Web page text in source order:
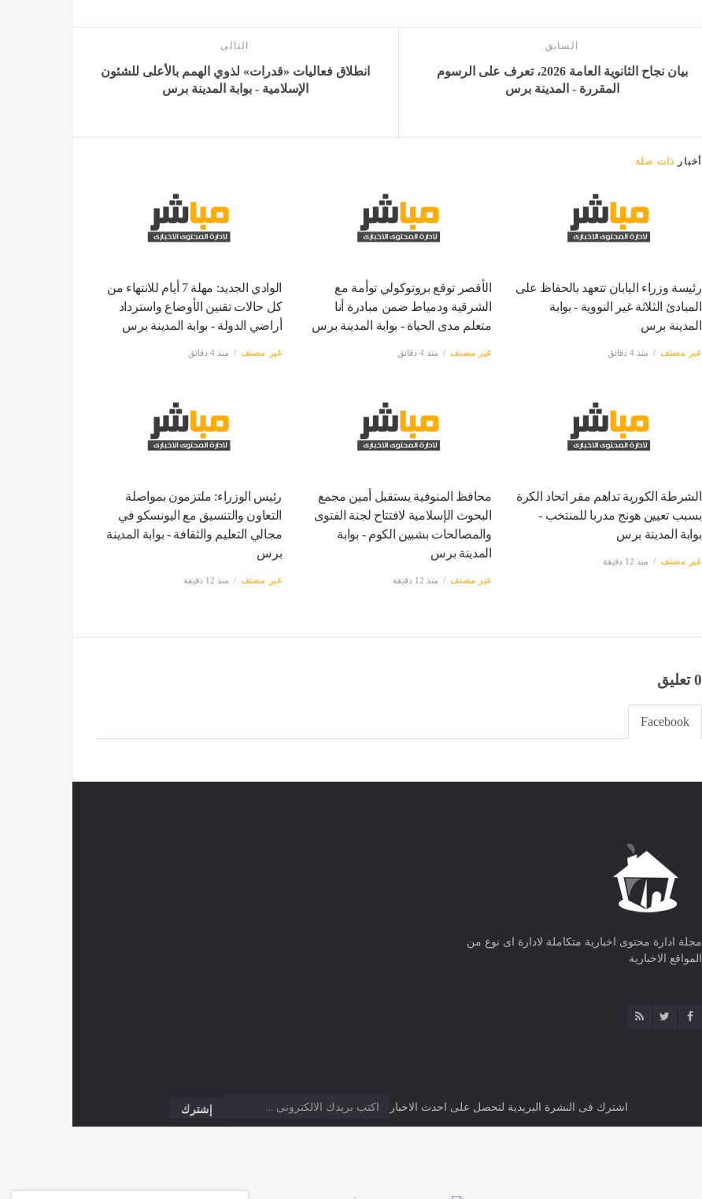
السابق
بيان نجاح الثانوية العامة 2026، تعرف على الرسوم
المقررة - المدينة برس
التالى
انطلاق فعاليات «قدرات» لذوي الهمم بالأعلى للشئون
الإسلامية - بوابة المدينة برس
أخبار ذات صلة
رئيسة وزراء اليابان تتعهد بالحفاظ على
المبادئ الثلاثة غير النووية - بوابة
المدينة برس
غير مصنف منذ 4 دقائق
الأقصر توقع بروتوكولي توأمة مع
الشرقية ودمياط ضمن مبادرة أنا
متعلم مدى الحياة - بوابة المدينة برس
غير مصنف منذ 4 دقائق
الوادي الجديد: مهلة 7 أيام للانتهاء من
كل حالات تقنين الأوضاع واسترداد
أراضي الدولة - بوابة المدينة برس
غير مصنف منذ 4 دقائق
الشرطة الكورية تداهم مقر اتحاد الكرة
بسبب تعيين هونج مدربا للمنتخب -
بوابة المدينة برس
غير مصنف منذ 12 دقيقة
محافظ المنوفية يستقبل أمين مجمع
البحوث الإسلامية لافتتاح لجنة الفتوى
والمصالحات بشبين الكوم - بوابة
المدينة برس
غير مصنف منذ 12 دقيقة
رئيس الوزراء: ملتزمون بمواصلة
التعاون والتنسيق مع اليونسكو في
مجالي التعليم والثقافة - بوابة المدينة
برس
غير مصنف منذ 12 دقيقة
0 تعليق
Facebook
مجلة ادارة محتوى اخبارية متكاملة لادارة اى نوع من
المواقع الاخبارية
اشترك فى النشرة البريدية لتحصل على احدث الاخبار